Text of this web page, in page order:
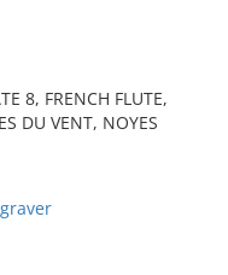
8, FRENCH FLUTE,
DU VENT, NOYES